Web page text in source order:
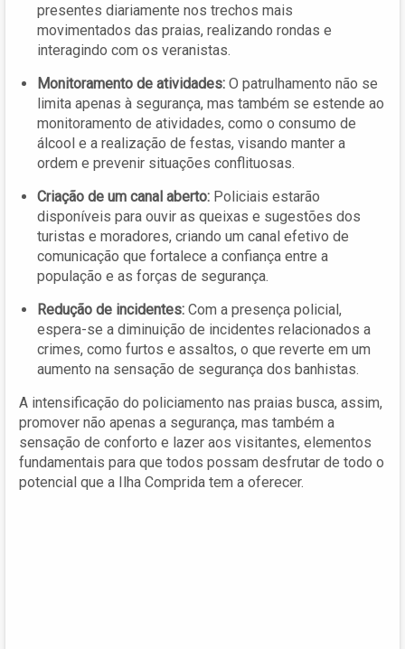
presentes diariamente nos trechos mais
movimentados das praias, realizando rondas e
interagindo com os veranistas.
Monitoramento de atividades: O patrulhamento não se
limita apenas à segurança, mas também se estende ao
monitoramento de atividades, como o consumo de
álcool e a realização de festas, visando manter a
ordem e prevenir situações conflituosas.
Criação de um canal aberto: Policiais estarão
disponíveis para ouvir as queixas e sugestões dos
turistas e moradores, criando um canal efetivo de
comunicação que fortalece a confiança entre a
população e as forças de segurança.
Redução de incidentes: Com a presença policial,
espera-se a diminuição de incidentes relacionados a
crimes, como furtos e assaltos, o que reverte em um
aumento na sensação de segurança dos banhistas.
A intensificação do policiamento nas praias busca, assim,
promover não apenas a segurança, mas também a
sensação de conforto e lazer aos visitantes, elementos
fundamentais para que todos possam desfrutar de todo o
potencial que a Ilha Comprida tem a oferecer.